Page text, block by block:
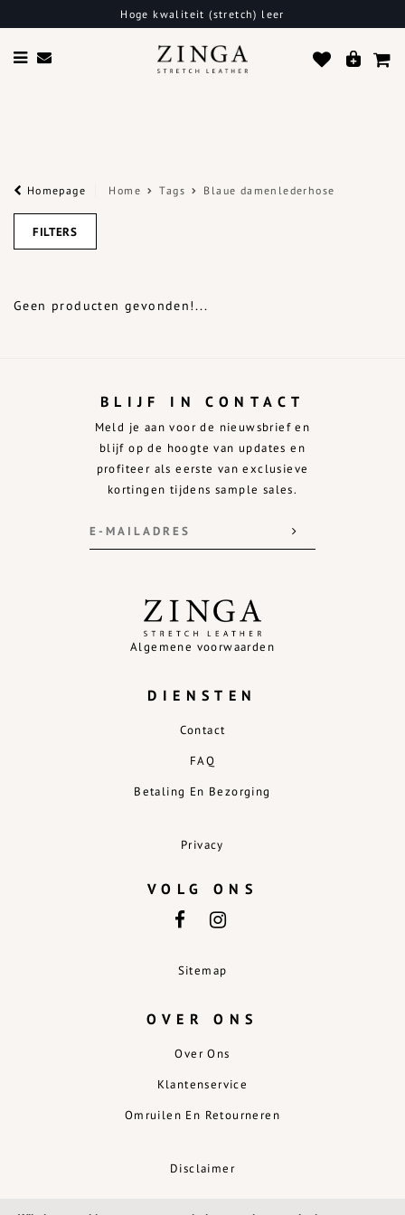
Hoge kwaliteit (stretch) leer
Homepage Home Tags Blaue damenlederhose
FILTERS
Geen producten gevonden!...
Algemene voorwaarden
DIENSTEN
Contact
FAQ
Betaling En Bezorging
Privacy
OVER ONS
Over Ons
Klantenservice
Omruilen En Retourneren
Disclaimer
VOLG ONS
Sitemap
BLIJF IN CONTACT
Meld je aan voor de nieuwsbrief en
blijf op de hoogte van updates en
profiteer als eerste van exclusieve
kortingen tijdens sample sales.